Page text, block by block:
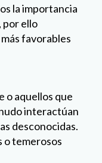
la importancia
por ello
favorables
o aquellos que
interactúan
desconocidas.
o temerosos